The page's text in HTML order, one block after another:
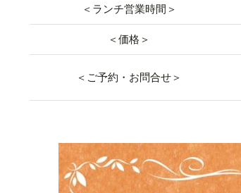
＜ランチ営業時間＞
＜価格＞
＜ご予約・お問合せ＞